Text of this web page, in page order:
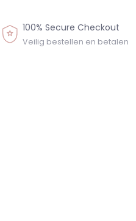
100% Secure Checkout
Veilig bestellen en betalen